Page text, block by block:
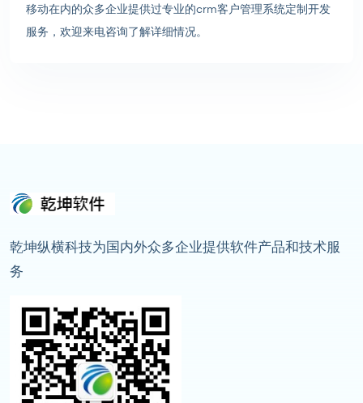
移动在内的众多企业提供过专业的crm客户管理系统定制开发
服务，欢迎来电咨询了解详细情况。
乾坤纵横科技为国内外众多企业提供软件产品和技术服
务